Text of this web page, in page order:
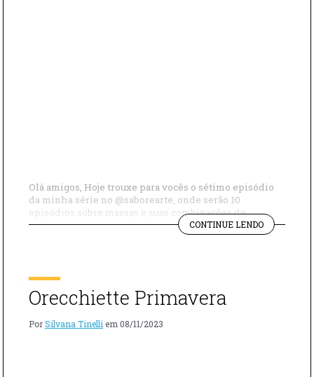
Olá amigos, Hoje trouxe para vocês o sétimo episódio
da minha série no @saborearte, onde serão 10
episódios sobre massas e suas combinações de
molhos. Nesse episódio fizemos um prato de um
restaurante 3 estrelas Michelin. ingredientes ⁣ – Azeite⁣
CONTINUE LENDO"PACCHERI
ALLA
Orecchiette Primavera
PorSilvana Tinelli em 08/11/2023